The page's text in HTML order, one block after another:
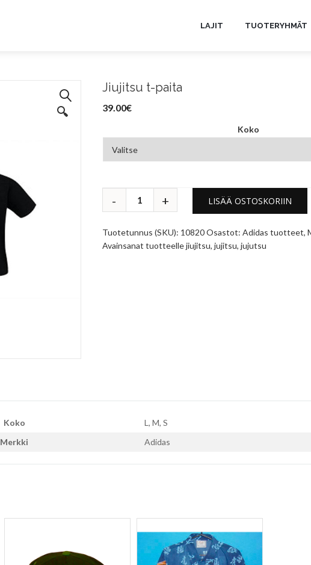
LAJIT TUOTERYHMÄT
🔍
Jiujitsu t-paita
39.00€
Koko
LISÄÄ OSTOSKORIIN
Tuotetunnus (SKU): 10820Osastot: Adidas tuotteet,
Avainsanat tuotteellejiujitsu, jujitsu, jujutsu
Koko
L, M, S
Merkki
Adidas